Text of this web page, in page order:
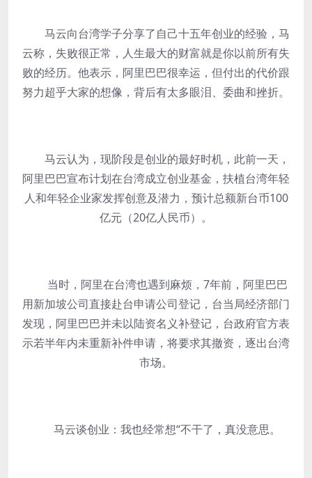
马云向台湾学子分享了自己十五年创业的经验，马
云称，失败很正常，人生最大的财富就是你以前所有失
败的经历。他表示，阿里巴巴很幸运，但付出的代价跟
努力超乎大家的想像，背后有太多眼泪、委曲和挫折。
马云认为，现阶段是创业的最好时机，此前一天，
阿里巴巴宣布计划在台湾成立创业基金，扶植台湾年轻
人和年轻企业家发挥创意及潜力，预计总额新台币100
亿元（20亿人民币）。
当时，阿里在台湾也遇到麻烦，7年前，阿里巴巴
用新加坡公司直接赴台申请公司登记，台当局经济部门
发现，阿里巴巴并未以陆资名义补登记，台政府官方表
示若半年内未重新补件申请，将要求其撤资，逐出台湾
市场。
马云谈创业：我也经常想“不干了，真没意思。